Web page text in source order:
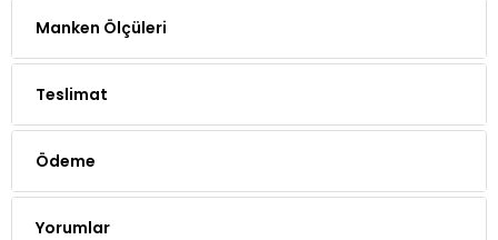
Manken Ölçüleri
Teslimat
Ödeme
Yorumlar